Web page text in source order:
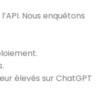
Nous enquêtons
élevés sur ChatGPT